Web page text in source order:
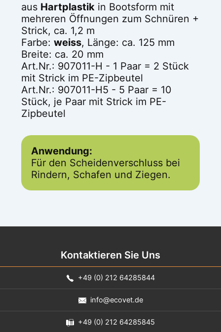
aus Hartplastik in Bootsform mit
mehreren Öffnungen zum Schnüren +
Strick, ca. 1,2 m
Farbe: weiss, Länge: ca. 125 mm
Breite: ca. 20 mm
Art.Nr.: 907011-H - 1 Paar = 2 Stück
mit Strick im PE-Zipbeutel
Art.Nr.: 907011-H5 - 5 Paar = 10
Stück, je Paar mit Strick im PE-
Zipbeutel
Anwendung:
Für den Scheidenverschluss bei
Rindern, Schafen und Ziegen.
Kontaktieren Sie Uns
+49 (0) 212 64285844
info@ecovet.de
+49 (0) 212 64285845